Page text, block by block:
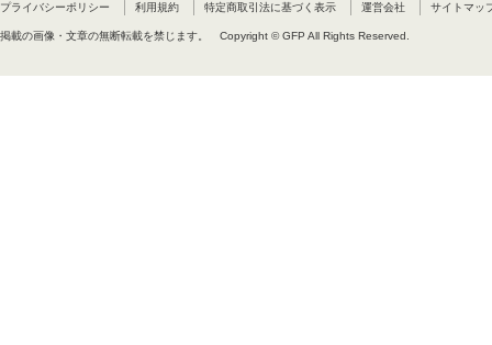
プライバシーポリシー 利用規約 特定商取引法に基づく表示 運営会社 サイトマッ
掲載の画像・文章の無断転載を禁じます。 Copyright © GFP All Rights Reserved.